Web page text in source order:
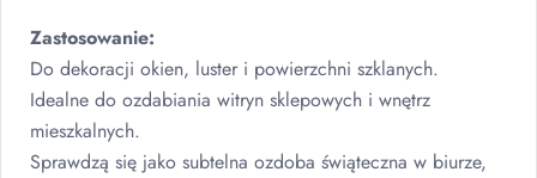
Zastosowanie:
Do dekoracji okien, luster i powierzchni szklanych.
Idealne do ozdabiania witryn sklepowych i wnętrz
mieszkalnych.
Sprawdzą się jako subtelna ozdoba świąteczna w biurze,